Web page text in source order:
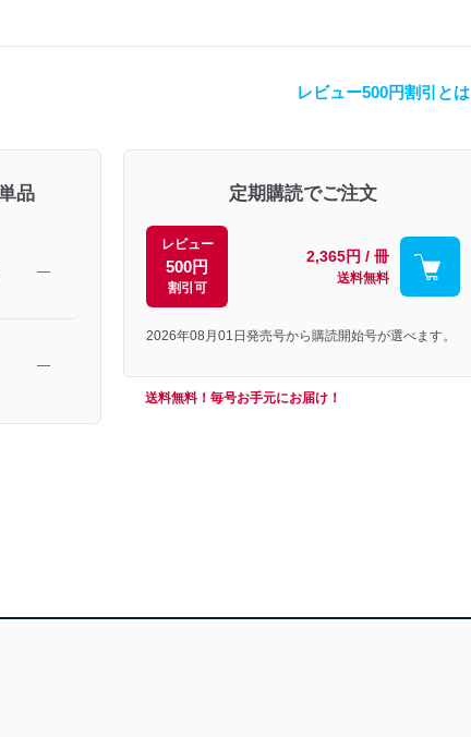
レビュー500円割引とは
品
―
―
定期購読でご注文
レビュー
500円
割引可
2,365円 / 冊
送料無料
2026年08月01日発売号から購読開始号が選べます。
送料無料！毎号お手元にお届け！